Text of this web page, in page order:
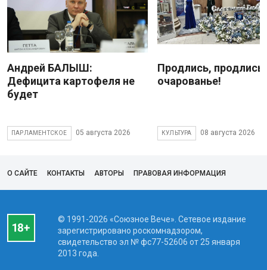
Андрей БАЛЫШ:
Дефицита картофеля не
будет
ПАРЛАМЕНТСКОЕ 05 августа 2026
Продлись, продлись
очарованье!
КУЛЬТУРА 08 августа 2026
О САЙТЕ КОНТАКТЫ АВТОРЫ ПРАВОВАЯ ИНФОРМАЦИЯ
© 1991-2026 «Союзное Вече». Сетевое издание
зарегистрировано роскомнадзором,
свидетельство эл № фc77-52606 от 25 января
2013 года.